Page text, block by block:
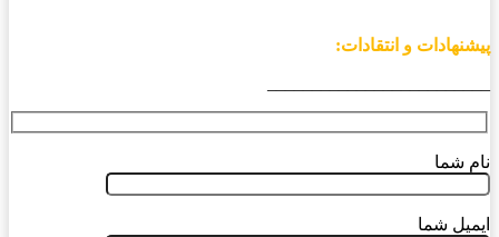
پیشنهادات و انتقادات:
نام شما
ایمیل شما